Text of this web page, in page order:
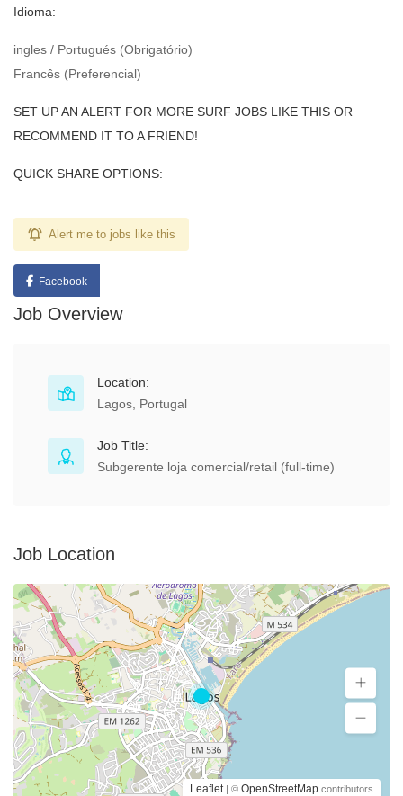
Idioma:
ingles / Portugués (Obrigatório)
Francês (Preferencial)
SET UP AN ALERT FOR MORE SURF JOBS LIKE THIS OR
RECOMMEND IT TO A FRIEND!
QUICK SHARE OPTIONS:
Alert me to jobs like this
Facebook
Job Overview
Location:
Lagos, Portugal
Job Title:
Subgerente loja comercial/retail (full-time)
Job Location
Leaflet | © OpenStreetMap contributors